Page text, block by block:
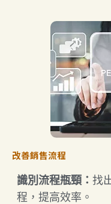
改善銷售流程
​識別流程瓶頸：​找
程，提高效率。​